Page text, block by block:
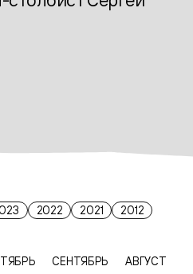
2022 2021
2012
СЕНТЯБРЬ
АВГУСТ